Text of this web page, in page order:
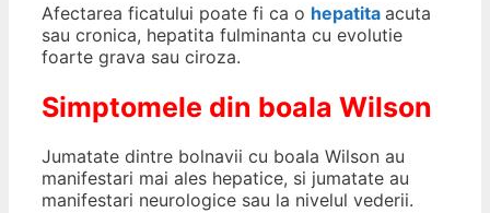
Afectarea ficatului poate fi ca o hepatita acuta
sau cronica, hepatita fulminanta cu evolutie
foarte grava sau ciroza.
Simptomele din boala Wilson
Jumatate dintre bolnavii cu boala Wilson au
manifestari mai ales hepatice, si jumatate au
manifestari neurologice sau la nivelul vederii.